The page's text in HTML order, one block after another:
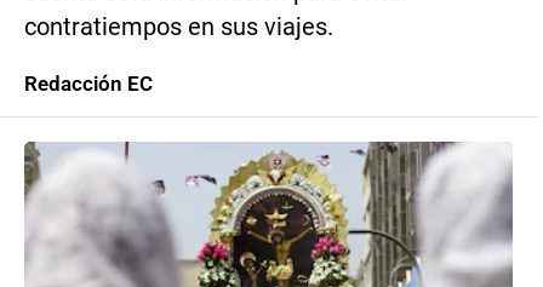
contratiempos en sus viajes.
Redacción EC